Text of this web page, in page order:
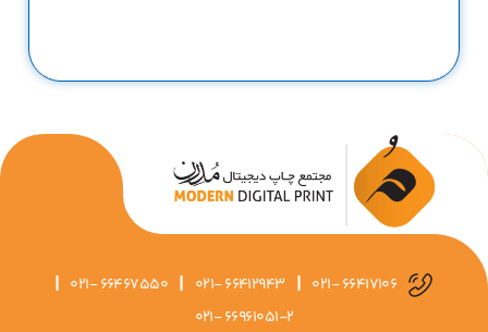
021- 66417106
|
021- 66412943
|
021- 66467550
|
021- 66961051-2